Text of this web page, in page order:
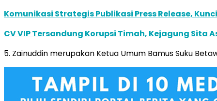
Komunikasi Strategis Publikasi Press Release,
CV VIP Tersandung Korupsi Timah, Kejagung Sita
5. Zainuddin merupakan Ketua Umum Bamus Suku